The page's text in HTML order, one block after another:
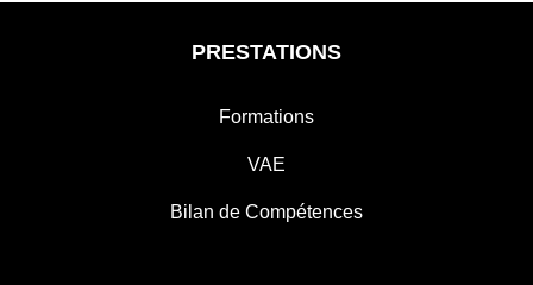
PRESTATIONS
Formations
VAE
Bilan de Compétences